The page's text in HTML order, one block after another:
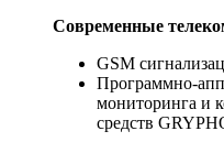
Современные
GSM
Программно-
мониторинга и
средств